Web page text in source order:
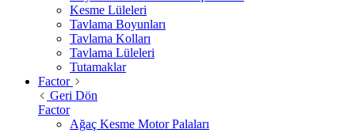
Kesme Lüleleri
Tavlama Boyunları
Tavlama Kolları
Tavlama Lüleleri
Tutamaklar
Factor
Geri Dön
Factor
Ağaç Kesme Motor Palaları